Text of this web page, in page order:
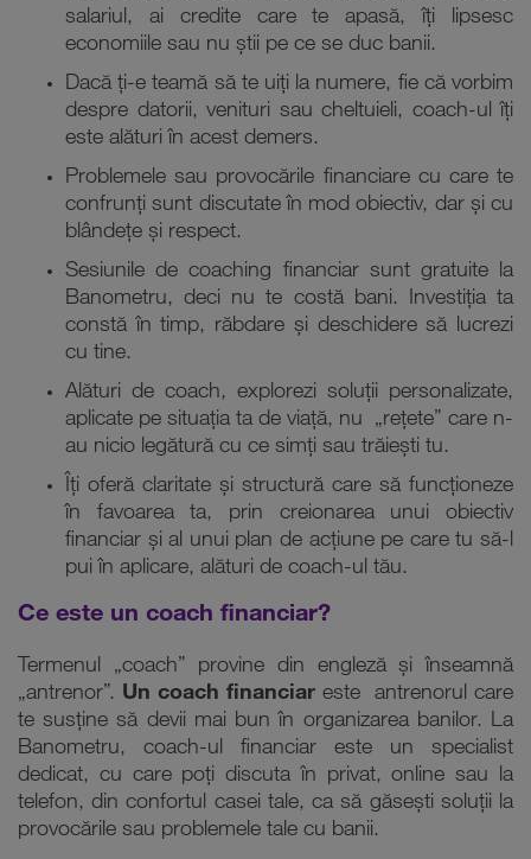
salariul, ai credite care te apasă, îți lipsesc
economiile sau nu știi pe ce se duc banii.
Dacă ți-e teamă să te uiți la numere, fie că vorbim
despre datorii, venituri sau cheltuieli, coach-ul îți
este alături în acest demers.
Problemele sau provocările financiare cu care te
confrunți sunt discutate în mod obiectiv, dar și cu
blândețe și respect.
Sesiunile de coaching financiar sunt gratuite la
Banometru, deci nu te costă bani. Investiția ta
constă în timp, răbdare și deschidere să lucrezi
cu tine.
Alături de coach, explorezi soluții personalizate,
aplicate pe situația ta de viață, nu „rețete” care n-
au nicio legătură cu ce simți sau trăiești tu.
Îți oferă claritate și structură care să funcționeze
în favoarea ta, prin creionarea unui obiectiv
financiar și al unui plan de acțiune pe care tu să-l
pui în aplicare, alături de coach-ul tău.
Ce este un coach financiar?
Termenul „coach” provine din engleză și înseamnă
„antrenor”. Un coach financiar este antrenorul care
te susține să devii mai bun în organizarea banilor. La
Banometru, coach-ul financiar este un specialist
dedicat, cu care poți discuta în privat, online sau la
telefon, din confortul casei tale, ca să găsești soluții la
provocările sau problemele tale cu banii.